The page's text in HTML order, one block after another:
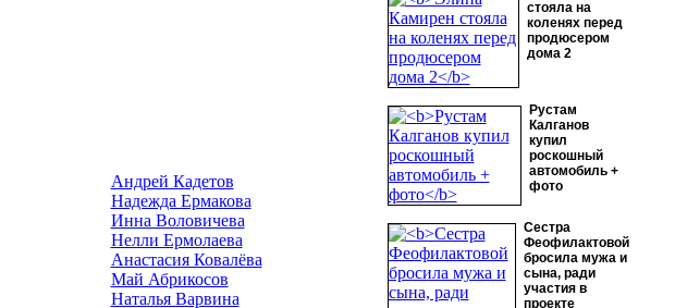
стояла на
коленях перед
продюсером
дома 2
Рустам
Калганов
купил
роскошный
автомобиль +
фото
Сестра
Феофилактовой
бросила мужа и
сына, ради
участия в
проекте
Андрей Кадетов
Надежда Ермакова
Инна Воловичева
Нелли Ермолаева
Анастасия Ковалёва
Май Абрикосов
Наталья Варвина